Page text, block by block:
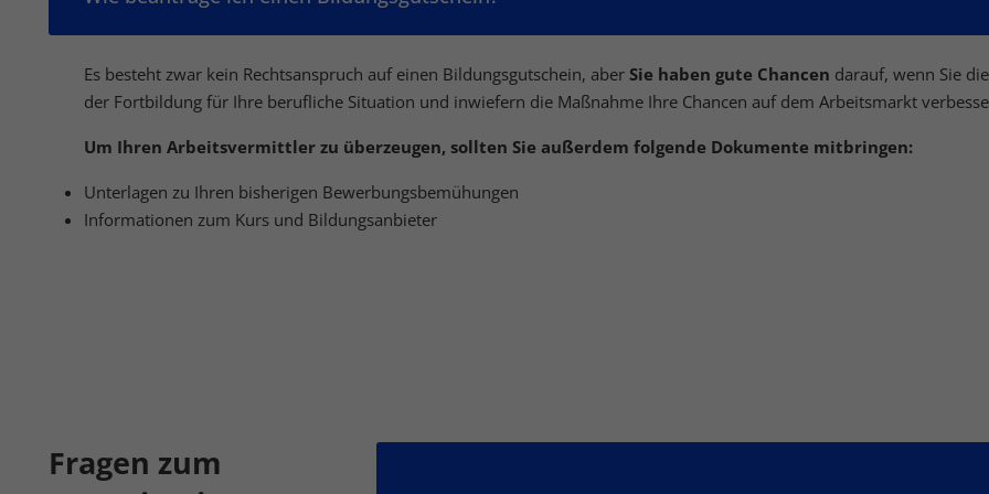
Es besteht zwar kein Rechtsanspruch auf einen Bildungsgutschein, aber Sie haben gute Chancen darauf, wenn Sie
der Fortbildung für Ihre berufliche Situation und inwiefern die Maßnahme Ihre Chancen auf dem Arbeitsmarkt
Um Ihren Arbeitsvermittler zu überzeugen, sollten Sie außerdem folgende Dokumente mitbringen:
Unterlagen zu Ihren bisherigen Bewerbungsbemühungen
Informationen zum Kurs und Bildungsanbieter
Fragen zum